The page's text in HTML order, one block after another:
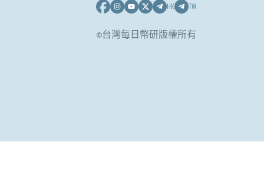
HK TW
©台灣每日幣研版權所有